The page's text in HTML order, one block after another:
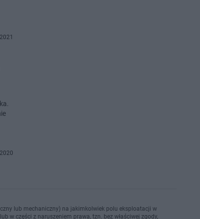
lub mechaniczny) na jakimkolwiek polu eksploatacji w
w części z naruszeniem prawa, tzn. bez właściwej zgody,